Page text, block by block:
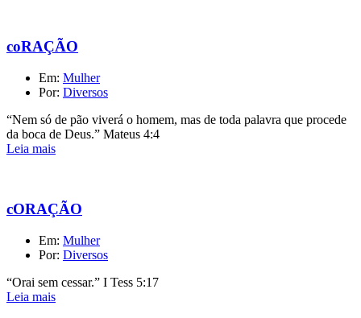
coRAÇÃO
Em: Mulher
Por: Diversos
“Nem só de pão viverá o homem, mas de toda palavra que procede
da boca de Deus.” Mateus 4:4
Leia mais
cORAÇÃO
Em: Mulher
Por: Diversos
“Orai sem cessar.” I Tess 5:17
Leia mais